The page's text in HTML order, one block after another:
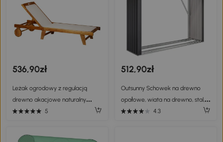
536,90zł
Leżak ogrodowy z regulacją
drewno akacjowe naturalny
Outsunny
5
512,90zł
Outsunny Schowek na drewno
opałowe, wiata na drewno, stal,
podwyższona podstawa, dach
4.3